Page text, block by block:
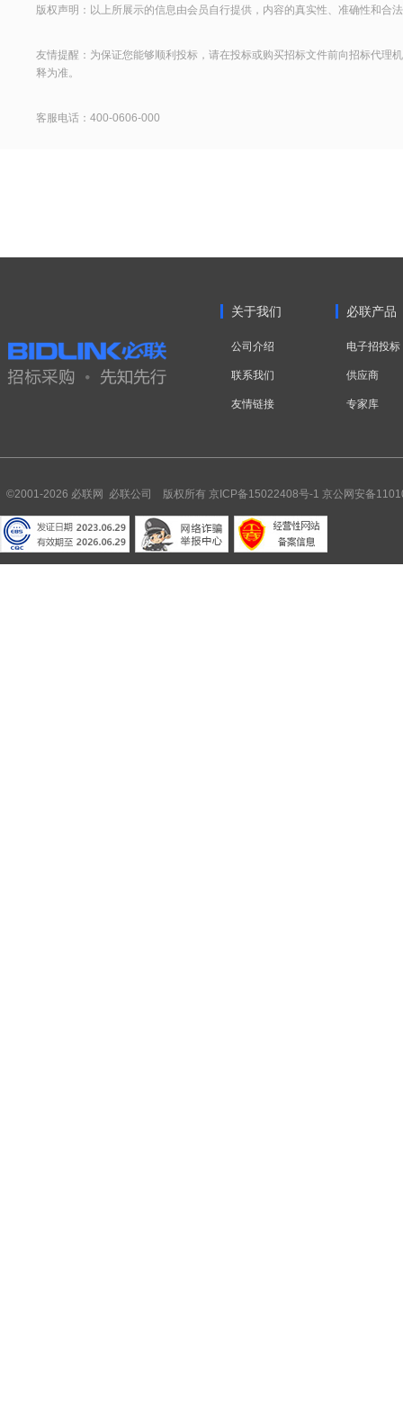
版权声明：以上所展示的信息由会员自行提供，内容的真实性、准确性和合
友情提醒：为保证您能够顺利投标，请在投标或购买招标文件前向招标代理
释为准。
客服电话：400-0606-000
关于我们
公司介绍
联系我们
友情链接
必联产品
电子招投标
供应商
专家库
©2001-2026 必联网 必联公司 版权所有 京ICP备15022408号-1 京公网安备